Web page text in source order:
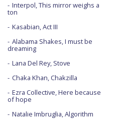
Interpol, This mirror weighs a
ton
Kasabian, Act III
Alabama Shakes, I must be
dreaming
Lana Del Rey, Stove
Chaka Khan, Chakzilla
Ezra Collective, Here because
of hope
Natalie Imbruglia, Algorithm